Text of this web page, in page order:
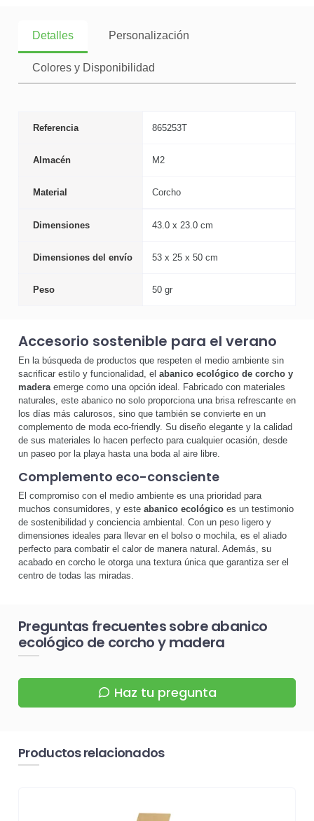
Detalles Personalización
Colores y Disponibilidad
Referencia 865253T
Almacén M2
Material Corcho
Dimensiones 43.0 x 23.0 cm
Dimensiones del envío 53 x 25 x 50 cm
Peso 50 gr
Accesorio sostenible para el verano
En la búsqueda de productos que respeten el medio ambiente sin
sacrificar estilo y funcionalidad, el abanico ecológico de corcho y
maderaemerge como una opción ideal. Fabricado con materiales
naturales, este abanico no solo proporciona una brisa refrescante en
los días más calurosos, sino que también se convierte en un
complemento de moda eco-friendly. Su diseño elegante y la calidad
de sus materiales lo hacen perfecto para cualquier ocasión, desde
un paseo por la playa hasta una boda al aire libre.
Complemento eco-consciente
El compromiso con el medio ambiente es una prioridad para
muchos consumidores, y este abanico ecológico es un testimonio
de sostenibilidad y conciencia ambiental. Con un peso ligero y
dimensiones ideales para llevar en el bolso o mochila, es el aliado
perfecto para combatir el calor de manera natural. Además, su
acabado en corcho le otorga una textura única que garantiza ser el
centro de todas las miradas.
Preguntas frecuentes sobre abanico
ecológico de corcho y madera
Haz tu pregunta
Productos relacionados